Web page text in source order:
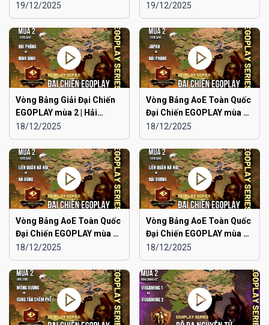
Aoe Đam Mê vs Quảng
Ninh
19/12/2025
Japan vs Ninh Bình
19/12/2025
Vòng Bảng Giải Đại Chiến
EGOPLAY mùa 2 | Hải
Phòng vs Ninh Bình
18/12/2025
Vòng Bảng AoE Toàn Quốc
Đại Chiến EGOPLAY mùa 2 |
Japan vs Hải Phòng
18/12/2025
Vòng Bảng AoE Toàn Quốc
Đại Chiến EGOPLAY mùa 2 |
Liên Quân Hà Nội vs Hà
Đông
18/12/2025
Vòng Bảng AoE Toàn Quốc
Đại Chiến EGOPLAY mùa 2 |
Liên Quân Hà Nội vs Hải
Dương
18/12/2025